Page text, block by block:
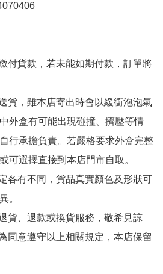
付貨款，若未能如期付款，訂單將
貨，雖本店寄出時會以緩衝泡泡氣
外盒有可能出現碰撞、擠壓等情
行承擔負責。若嚴格要求外盒完整
可選擇直接到本店門市自取。
各有不同，貨品真實顏色及形狀可
。
貨、退款或換貨服務，敬希見諒
同意遵守以上相關規定，本店保留